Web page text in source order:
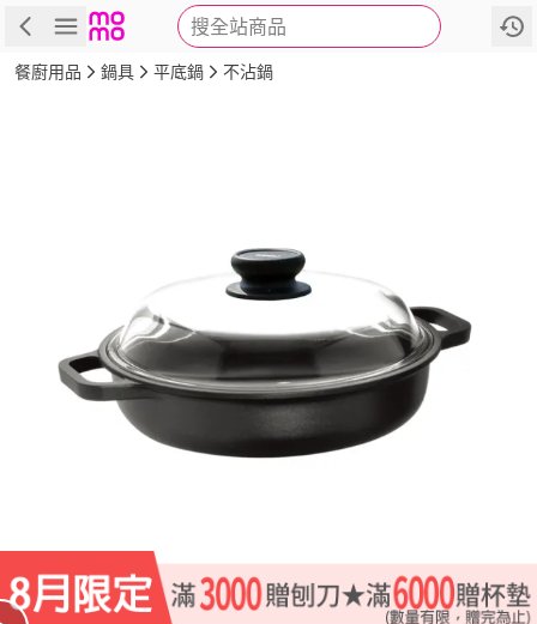
搜全站商品
商品 評價 詳情
餐廚用品 鍋具 平底鍋 不沾鍋